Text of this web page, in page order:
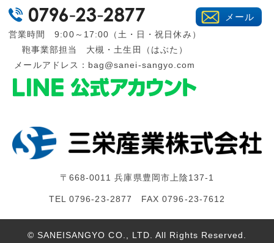
営業時間 9:00～17:00（土・日・祝日休み）
鞄事業部担当 大槻・土生田（はぶた）
メールアドレス： bag@sanei-sangyo.com
メール
〒668-0011 兵庫県豊岡市上陰137-1
TEL 0796-23-2877 FAX 0796-23-7612
© SANEISANGYO CO., LTD. All Rights Reserved.